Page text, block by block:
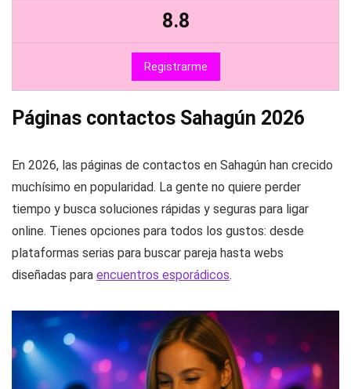
✅ Portal Nº1 de Citas con Mujeres Maduras
8.8
Páginas contactos Sahagún 2026
En 2026, las páginas de contactos en Sahagún han crecido
muchísimo en popularidad. La gente no quiere perder
tiempo y busca soluciones rápidas y seguras para ligar
plataformas serias para buscar pareja hasta webs
diseñadas paraencuentros esporádicos.